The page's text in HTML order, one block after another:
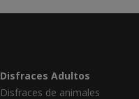
Disfraces Adultos
Disfraces de animales